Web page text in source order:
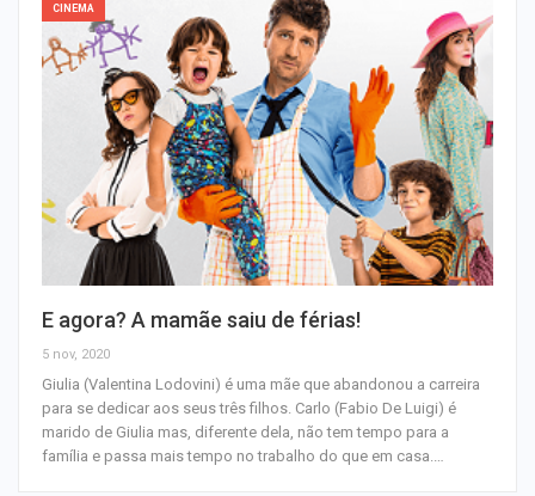
CINEMA
E agora? A mamãe saiu de férias!
5 nov, 2020
Giulia (Valentina Lodovini) é uma mãe que abandonou a carreira
para se dedicar aos seus três filhos. Carlo (Fabio De Luigi) é
marido de Giulia mas, diferente dela, não tem tempo para a
família e passa mais tempo no trabalho do que em casa.…